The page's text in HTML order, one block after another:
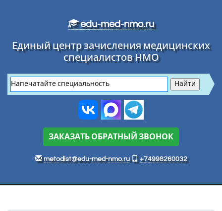
edu-med-nmo.ru
Единый центр зачисления медицинских
специалистов НМО
ЗАКАЗАТЬ ОБРАТНЫЙ ЗВОНОК
metodist@edu-med-nmo.ru +74998260032